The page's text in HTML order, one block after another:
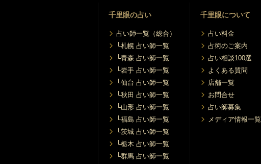
千里眼の占い
占い師一覧（総合）
└札幌 占い師一覧
└青森 占い師一覧
└岩手 占い師一覧
└仙台 占い師一覧
└秋田 占い師一覧
└山形 占い師一覧
└福島 占い師一覧
└茨城 占い師一覧
└栃木 占い師一覧
└群馬 占い師一覧
千里眼について
占い料金
占術のご案内
占い相談100選
よくある質問
店舗一覧
お問合せ
占い師募集
メディア情報一覧